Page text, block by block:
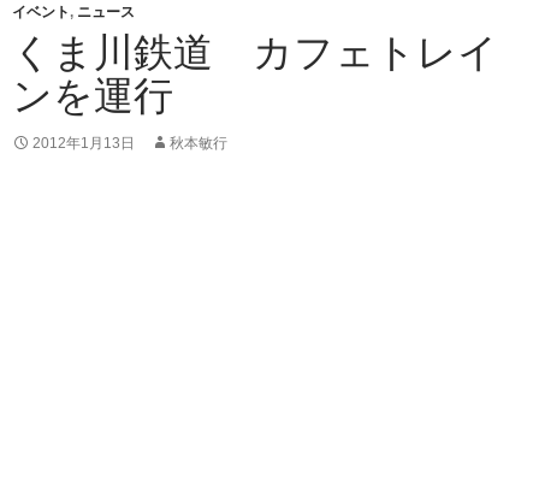
イベント , ニュース
くま川鉄道 カフェトレイ
ンを運行
2012年1月13日 秋本敏行